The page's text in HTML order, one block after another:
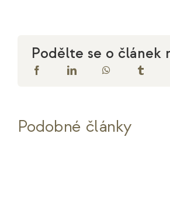
Podělte se o článek
Podobné články